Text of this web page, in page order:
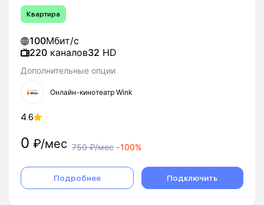
Квартира
100Мбит/с
220 каналов32 HD
Дополнительные опции
Онлайн-кинотеатр Wink
4.6
0 ₽/мес 750₽/мес -100%
Подробнее Подключить